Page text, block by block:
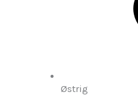
Østrig